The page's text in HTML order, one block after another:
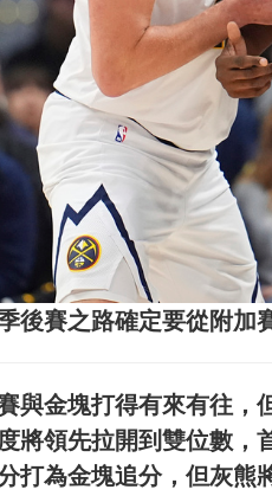
後賽之路確定要從附加
與金塊打得有來有往，
將領先拉開到雙位數，
打為金塊追分，但灰熊